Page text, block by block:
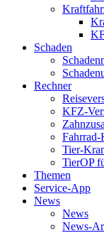
Schaden
Rechner
KFZ-
Fahrrad-
Tier-
TierOP
Themen
Service-App
News
News
News-